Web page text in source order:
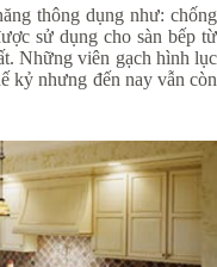
thông dụng như: chống
sử dụng cho sàn bếp từ
Những viên gạch hình lục
kỷ nhưng đến nay vẫn còn